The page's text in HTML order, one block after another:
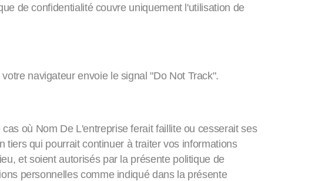
de confidentialité couvre uniquement l'utilisation de
navigateur envoie le signal "Do Not Track".
où Nom De L'entreprise ferait faillite ou cesserait ses
tiers qui pourrait continuer à traiter vos informations
et soient autorisés par la présente politique de
personnelles comme indiqué dans la présente